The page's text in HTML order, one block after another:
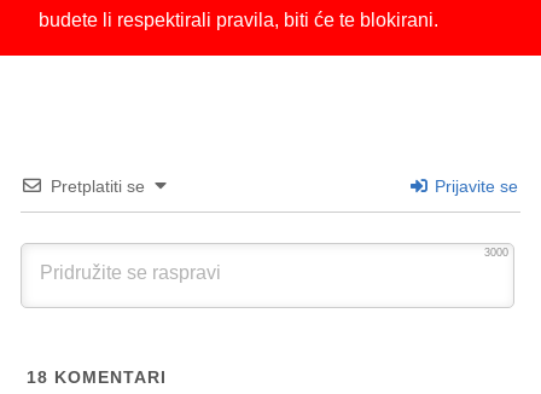
budete li respektirali pravila, biti će te blokirani.
Pretplatiti se Prijavite se
3000
18 KOMENTARI